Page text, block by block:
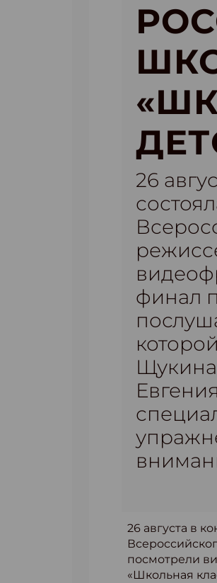
26
финал
26 августа в
посмотрели
«Школьная